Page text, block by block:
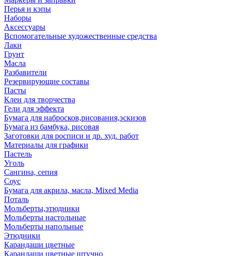
Перья и кэпы
Наборы
Аксессуары
Вспомогательные художественные средства
Лаки
Грунт
Масла
Разбавители
Резервирующие составы
Пасты
Клеи для творчества
Гели для эффекта
Бумага для набросков,рисования,эскизов
Бумага из бамбука, рисовая
Заготовки для росписи и др. худ. работ
Материалы для графики
Пастель
Уголь
Сангина, сепия
Соус
Бумага для акрила, масла, Mixed Media
Поталь
Мольберты,этюдники
Мольберты настольные
Мольберты напольные
Этюдники
Карандаши цветные
Карандаши цветные штучно